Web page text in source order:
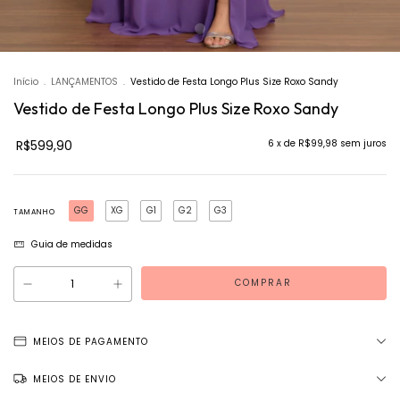
Início . LANÇAMENTOS . Vestido de Festa Longo Plus Size Roxo Sandy
Vestido de Festa Longo Plus Size Roxo Sandy
R$599,90 6 x de R$99,98 sem juros
TAMANHO GG XG G1 G2 G3
Guia de medidas
MEIOS DE PAGAMENTO
MEIOS DE ENVIO